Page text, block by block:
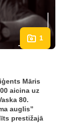
1
Māris
aicina uz
80.
auglis”
prestižajā